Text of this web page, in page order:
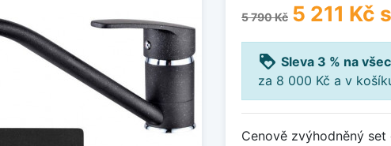
5 790 Kč 5 211 Kč
loyalty Sleva 3 % na
za 8 000 Kč a v
Cenově zvýhodněný